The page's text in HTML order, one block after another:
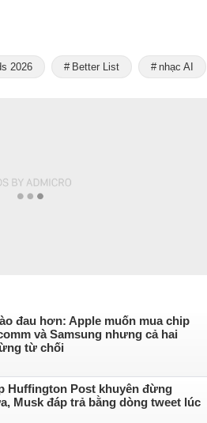
2026 Better List nhạc AI
đau hơn: Apple muốn mua chip
và Samsung nhưng cả hai
từ chối
Huffington Post khuyên đừng
Musk đáp trả bằng dòng tweet lúc